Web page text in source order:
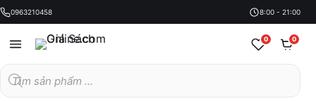
0963210458 8:00 - 21:00
kiếm
sản
0 0